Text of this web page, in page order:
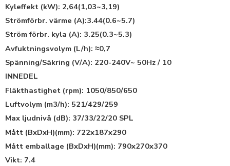
Kyleffekt (kW): 2,64(1,03~3,19)
Strömförbr. värme (A):3.44(0.6~5.7)
Ström förbr. kyla (A): 3.25(0.3~5.3)
Avfuktningsvolym (L/h): ≈0,7
Spänning/Säkring (V/A): 220-240V~ 50Hz / 10
INNEDEL
Fläkthastighet (rpm): 1050/850/650
Luftvolym (m3/h): 521/429/259
Max ljudnivå (dB): 37/33/22/20 SPL
Mått (BxDxH)(mm): 722x187x290
Mått emballage (BxDxH)(mm): 790x270x370
Vikt: 7.4